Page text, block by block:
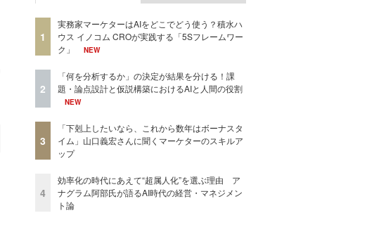
1
実務家マーケターはAIをどこでどう使う？積水ハ
ウス イノコム CROが実践する「5Sフレームワー
ク」
NEW
2
「何を分析するか」の決定が結果を分ける！課
題・論点設計と仮説構築におけるAIと人間の役割
NEW
3
「下剋上したいなら、これから数年はボーナスタ
イム」山口義宏さんに聞くマーケターのスキルア
ップ
4
効率化の時代にあえて“超属人化”を選ぶ理由 ア
ナグラム阿部氏が語るAI時代の経営・マネジメン
ト論